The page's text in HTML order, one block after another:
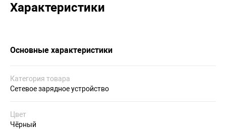
Характеристики
Основные характеристики
Категория товара
Сетевое зарядное устройство
Цвет
Чёрный